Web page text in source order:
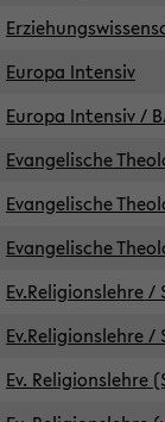
Europa Intensiv
Europa Intensiv /
Evangelische
Evangelische
Evangelische
Ev.Religionslehre /
Ev.Religionslehre /
Ev. Religionslehre